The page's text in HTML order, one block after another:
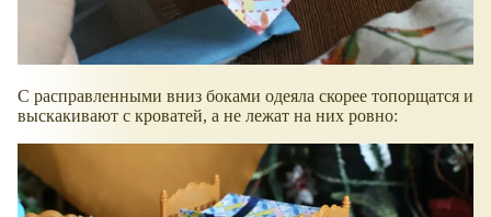
С расправленными вниз боками одеяла скорее топорщатся и
выскакивают с кроватей, а не лежат на них ровно: